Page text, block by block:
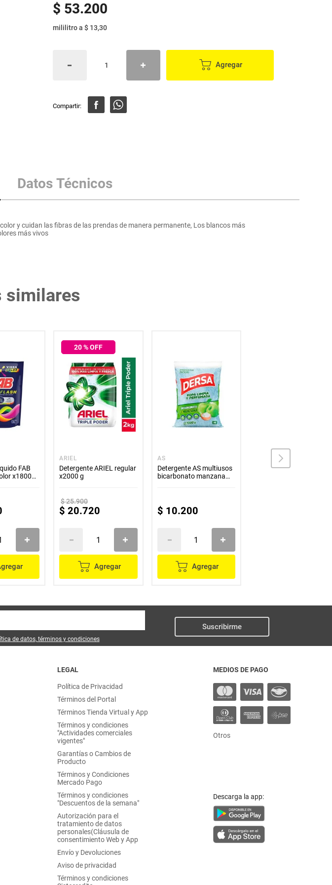
$ 53.200
mililitroa $ 13,30
Agregar
Datos Técnicos
y cuidan las fibras de las prendas de manera permanente, Los blancos más
más vivos
similares
FAB
x1800
20% OFF
ARIEL
Detergente ARIEL regular
x2000 g
$25.900
$ 20.720
Agregar
AS
Detergente AS multiusos
bicarbonato manzana
$ 10.200
Agregar
WOOLITE
Detergente líquido
de datos, términos y condiciones
Suscribirme
LEGAL
Política de Privacidad
Términos del Portal
Términos Tienda Virtual y App
Términos y condiciones
"Actividades comerciales
vigentes"
Garantías o Cambios de
Producto
Términos y Condiciones
Mercado Pago
Términos y condiciones
"Descuentos de la semana"
Autorización para el
tratamiento de datos
personales(Cláusula de
consentimiento Web y App
Envío y Devoluciones
Aviso de privacidad
Términos y condiciones
MEDIOS DE PAGO
Otros
Descarga la app: